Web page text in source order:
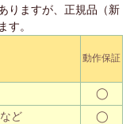
りますが、正規品（新
す。
動作保証
◯
ど ◯